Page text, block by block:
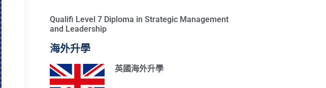
Qualifi Level 7 Diploma in Strategic Management
and Leadership
海外升學
英國海外升學